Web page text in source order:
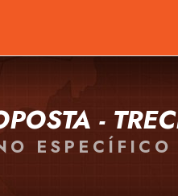
-
ESPECÍFICO